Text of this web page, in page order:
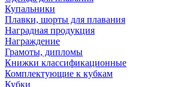
Купальники
Плавки, шорты для плавания
Наградная продукция
Награждение
Грамоты, дипломы
Книжки классификационные
Комплектующие к кубкам
Кубки